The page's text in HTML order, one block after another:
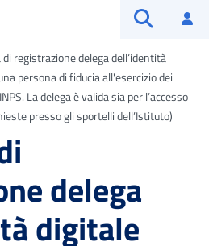
registrazione delega dell’identità
persona di fiducia all'esercizio dei
La delega è valida sia per l’accesso
presso gli sportelli dell’Istituto)
delega
digitale